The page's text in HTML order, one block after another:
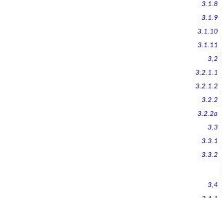
3.1.8
3.1.9
3.1.10
3.1.11
3,2
3.2.1.1
3.2.1.2
3.2.2
3.2.2a
3,3
3.3.1
3.3.2
3,4